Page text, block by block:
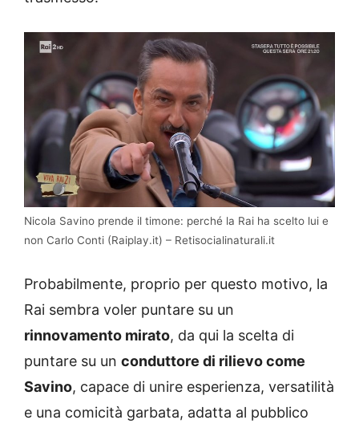
Nicola Savino prende il timone: perché la Rai ha scelto lui e
non Carlo Conti (Raiplay.it) – Retisocialinaturali.it
Probabilmente, proprio per questo motivo, la
Rai sembra voler puntare su un
rinnovamento mirato, da qui la scelta di
puntare su un conduttore di rilievo come
Savino, capace di unire esperienza, versatilità
e una comicità garbata, adatta al pubblico